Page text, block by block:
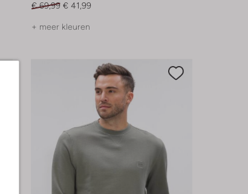
€ 69,99 € 41,99
+ meer kleuren